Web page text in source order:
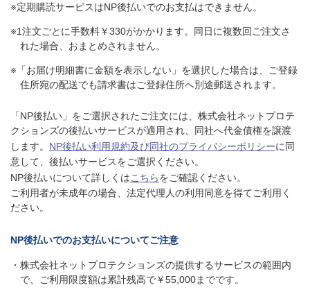
※定期購読サービスはNP後払いでのお支払はできません。
※1注文ごとに手数料￥330がかかります。同日に複数回ご注文さ
れた場合、おまとめされません。
※「お届け明細書に金額を表示しない」を選択した場合は、ご登録
住所宛の配送でも請求書はご登録住所へ別途郵送されます。
「NP後払い」をご選択されたご注文には、株式会社ネットプロテ
クションズの後払いサービスが適用され、同社へ代金債権を譲渡
します。 NP後払い利用規約及び同社のプライバシーポリシーに同
意して、後払いサービスをご選択ください。
NP後払いについて詳しくはこちらをご確認ください。
ご利用者が未成年の場合、法定代理人の利用同意を得てご利用く
ださい。
NP後払いでのお支払いについてご注意
・株式会社ネットプロテクションズの提供するサービスの範囲内
で、ご利用限度額は累計残高で￥55,000までです。